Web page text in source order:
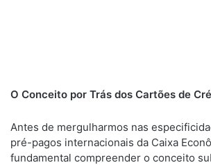
O Conceito por Trás dos Cartões de
Antes de mergulharmos nas
pré-pagos internacionais da Caixa
fundamental compreender o conceito